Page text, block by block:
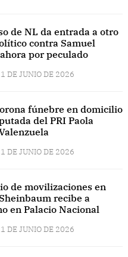
de NL da entrada a otro
contra Samuel
por peculado
DE JUNIO DE 2026
fúnebre en domicilio
del PRI Paola
DE JUNIO DE 2026
de movilizaciones en
recibe a
en Palacio Nacional
DE JUNIO DE 2026